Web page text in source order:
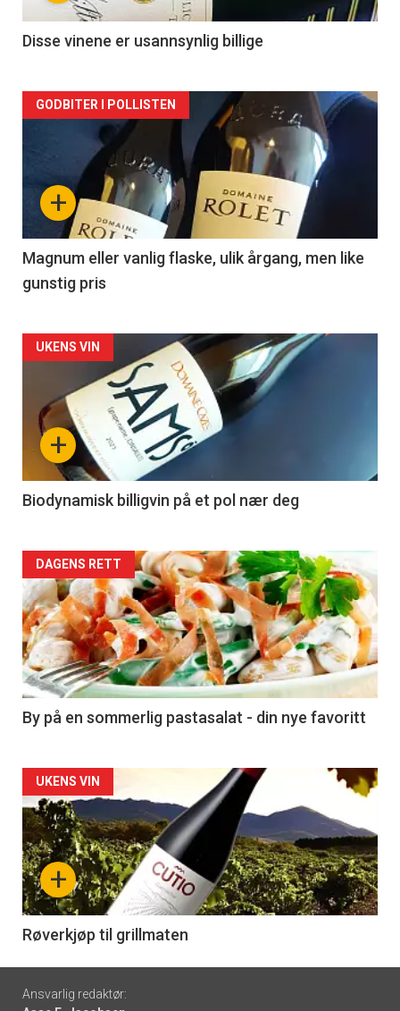
2
Disse vinene er usannsynlig billige
Forsiden
akkurat
nå
3
+
GODBITER I POLLISTEN
Magnum eller vanlig flaske, ulik årgang, men like
gunstig pris
Forsiden
akkurat
nå
4
+
UKENS VIN
Biodynamisk billigvin på et pol nær deg
Forsiden
akkurat
nå
-
5
DAGENS RETT
By på en sommerlig pastasalat - din nye favoritt
Forsiden
akkurat
nå
-
6
+
UKENS VIN
Røverkjøp til grillmaten
Footer
Ansvarlig redaktør: